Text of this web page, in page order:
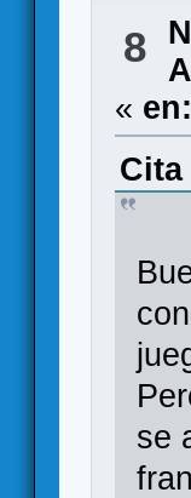
8
« en:
Cita
se